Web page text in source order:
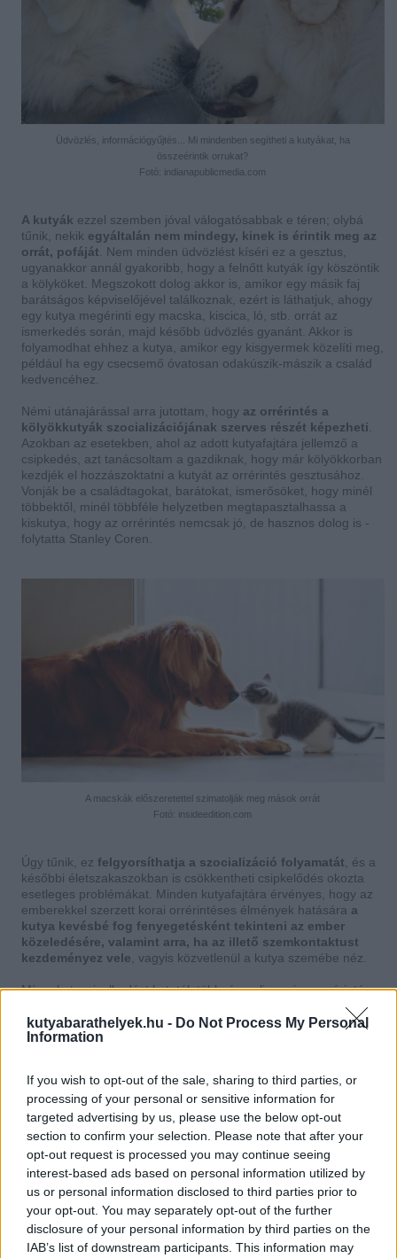
kutyabarathelyek.hu - Do Not Process My Personal
Information
If you wish to opt-out of the sale, sharing to third parties, or
processing of your personal or sensitive information for
targeted advertising by us, please use the below opt-out
section to confirm your selection. Please note that after your
opt-out request is processed you may continue seeing
interest-based ads based on personal information utilized by
us or personal information disclosed to third parties prior to
your opt-out. You may separately opt-out of the further
disclosure of your personal information by third parties on the
IAB’s list of downstream participants. This information may
Üdvözlés, információgyűjtés... Mi mindenben segítheti a kutyákat, ha
összeérintik orrukat?
Fotó: indianapublicmedia.com
A kutyák ezzel szemben jóval válogatósabbak e téren; olybá
tűnik, nekik egyáltalán nem mindegy, kinek is érintik meg az
orrát, pofáját. Nem minden üdvözlést kíséri ez a gesztus,
ugyanakkor annál gyakoribb, hogy a felnőtt kutyák így köszöntik
a kölyköket. Megszokott dolog akkor is, amikor egy másik faj
barátságos képviselőjével találkoznak, ezért is láthatjuk, ahogy
egy kutya megérinti egy macska, kiscica, ló, stb. orrát az
ismerkedés során, majd később üdvözlés gyanánt. Akkor is
folyamodhat ehhez a kutya, amikor egy kisgyermek közelíti meg,
például ha egy csecsemő óvatosan odakúszik-mászik a család
kedvencéhez.
Némi utánajárással arra jutottam, hogy az orrérintés a
kölyökkutyák szocializációjának szerves részét képezheti.
Azokban az esetekben, ahol az adott kutyafajtára jellemző a
csipkedés, azt tanácsoltam a gazdiknak, hogy már kölyökkorban
kezdjék el hozzászoktatni a kutyát az orrérintés gesztusához.
Vonják be a családtagokat, barátokat, ismerősöket, hogy minél
többektől, minél többféle helyzetben megtapasztalhassa a
kiskutya, hogy az orrérintés nemcsak jó, de hasznos dolog is -
folytatta Stanley Coren.
A macskák előszeretettel szimatolják meg mások orrát
Fotó: insideedition.com
Úgy tűnik, ezfelgyorsíthatja a szocializáció folyamatát, és a
későbbi életszakaszokban is csökkentheti csipkelődés okozta
esetleges problémákat. Minden kutyafajtára érvényes, hogy az
emberekkel szerzett korai orrérintéses élmények hatására a
kutya kevésbé fog fenyegetésként tekinteni az ember
közeledésére, valamint arra, ha az illető szemkontaktust
kezdeményez vele, vagyis közvetlenül a kutya szemébe néz.
Míg a kutyaviselkedést kutatók többsége elismeri az orrérintéses
üdvözlés rituális voltát, egy kutatás szerint ezen felül gyakorlati
jelentőséggel is bír. AzAnimal Behaviortudományos folyóiratban
megjelent tanulmány mesterségesen előállított helyzetben
egyiküknek engedték meg, hogy felfedezze a helyiséget, míg a
másik kutyának az volt a feladata, hogy társát figyelje. Nevezzük
őtmegfigyelőnek, míg a felfedező kutyátszínésznek.